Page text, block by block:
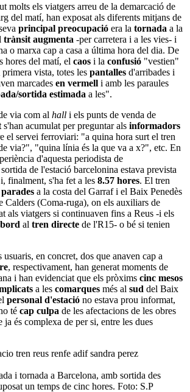
molts els viatgers arreu de la demarcació de
del matí, han exposat als diferents mitjans de
principal preocupació era la tornada a la
trànsit augmenta -per carretera i a les vies- i
o marxa cap a casa a última hora del dia. De
hores del matí, el caos i la confusió "vestien"
primera vista, totes les pantalles d'arribades i
marcades en vermell i amb les paraules
sortida estimada a les".
via com al hall i els punts de venda de
s'han acumulat per preguntar als informadors
el servei ferroviari: "a quina hora surt el tren
via?", "quina línia és la que va a x?", etc. En
d'aquesta periodista de
de l'estació barcelonina estava prevista
i, finalment, s'ha fet a les 8.57 hores. El tren
a la costa del Garraf i el Baix Penedès
Calders (Coma-ruga), on els auxiliars de
als viatgers si continuaven fins a Reus -i els
al tren directe de l'R15- o bé si tenien
en concret, dos que anaven cap a
, respectivament, han generat moments de
i han evidenciat que els pròxims cinc mesos
a les comarques més al sud del Baix
personal d'estació no estava prou informat,
té cap culpa de les afectacions de les obres
és complexa de per si, entre les dues
i tornada a Barcelona, amb sortida des
un temps de cinc hores. Foto: S.P